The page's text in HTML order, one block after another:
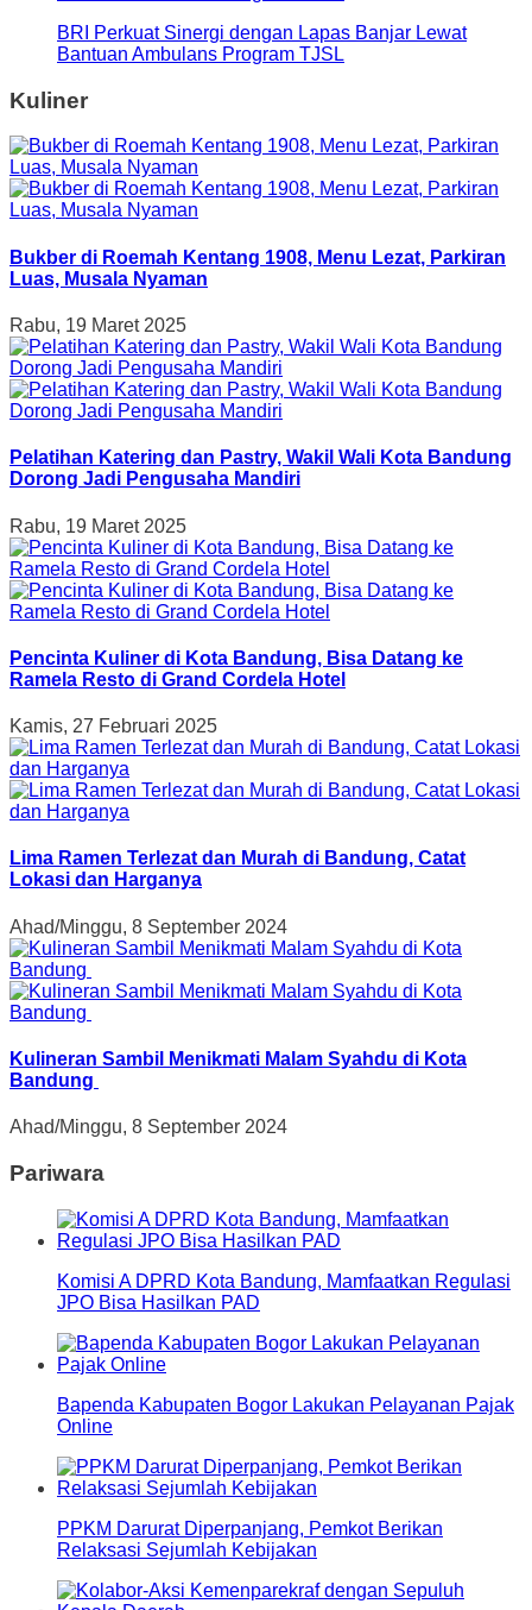
BRI Perkuat Sinergi dengan Lapas Banjar Lewat
Bantuan Ambulans Program TJSL
Kuliner
Bukber di Roemah Kentang 1908, Menu Lezat, Parkiran
Luas, Musala Nyaman
Rabu, 19 Maret 2025
Pelatihan Katering dan Pastry, Wakil Wali Kota Bandung
Dorong Jadi Pengusaha Mandiri
Rabu, 19 Maret 2025
Pencinta Kuliner di Kota Bandung, Bisa Datang ke
Ramela Resto di Grand Cordela Hotel
Kamis, 27 Februari 2025
Lima Ramen Terlezat dan Murah di Bandung, Catat
Lokasi dan Harganya
Ahad/Minggu, 8 September 2024
Kulineran Sambil Menikmati Malam Syahdu di Kota
Bandung
Ahad/Minggu, 8 September 2024
Pariwara
Komisi A DPRD Kota Bandung, Mamfaatkan Regulasi
JPO Bisa Hasilkan PAD
Bapenda Kabupaten Bogor Lakukan Pelayanan Pajak
Online
PPKM Darurat Diperpanjang, Pemkot Berikan
Relaksasi Sejumlah Kebijakan